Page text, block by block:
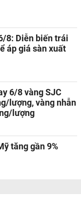
8: Diễn biến trái
áp giá sàn xuất
6/8 vàng SJC
lượng, vàng nhẫn
lượng
tăng gần 9%